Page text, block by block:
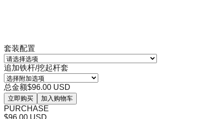
套装配置
追加铁杆/挖起杆套
总金额$96.00 USD
立即购买 加入购物车
PURCHASE
$96.00 USD